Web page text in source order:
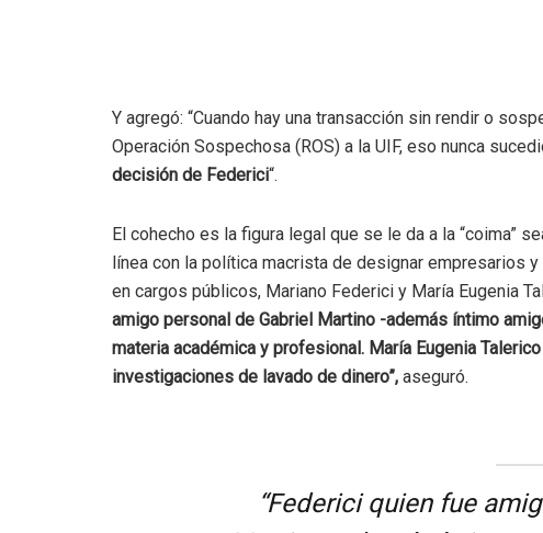
Y agregó: “Cuando hay una transacción sin rendir o
Operación Sospechosa (ROS) a la UIF, eso nunca
decisión de Federici“.
El cohecho es la figura legal que se le da a la “coima”
línea con la política macrista de designar empresarios
en cargos públicos, Mariano Federici y María Eugenia
amigo personal de Gabriel Martino -además íntimo
materia académica y profesional. María Eugenia
investigaciones de lavado de dinero”, aseguró.
“Federici quien fue